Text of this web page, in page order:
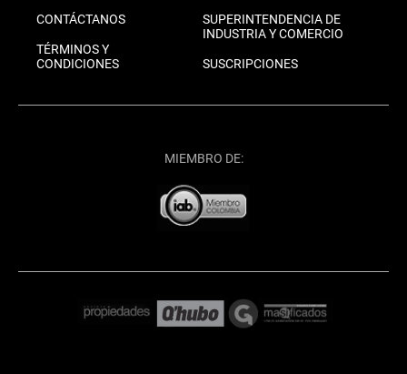
CONTÁCTANOS
TÉRMINOS Y
CONDICIONES
SUPERINTENDENCIA DE
INDUSTRIA Y COMERCIO
SUSCRIPCIONES
MIEMBRO DE: